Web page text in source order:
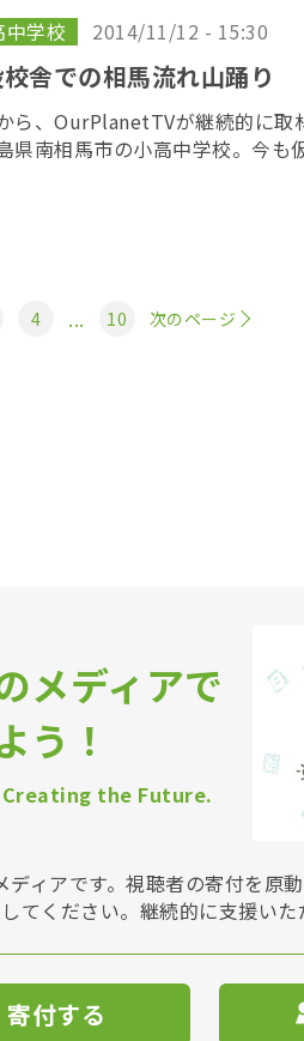
町避 […]
中学校 2014/11/12 - 15:30
舎での相馬流れ山踊り
ら、OurPlanetTVが継続的に取
県南相馬市の小高中学校。今も
4 ... 10 次のページ
メディアで
う！
the Future.
ィアです。視聴者の寄付を原
てください。継続的に支援いた
寄付する